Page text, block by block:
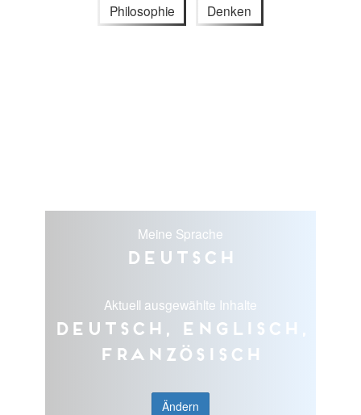
Philosophie Denken
Meine Sprache
Deutsch
Aktuell ausgewählte Inhalte
Deutsch, Englisch,
Französisch
Ändern